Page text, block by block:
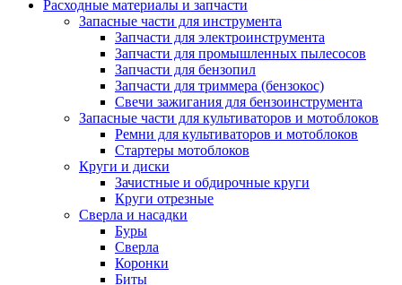
Расходные материалы и запчасти
Запасные части для инструмента
Запчасти для электроинструмента
Запчасти для промышленных пылесосов
Запчасти для бензопил
Запчасти для триммера (бензокос)
Свечи зажигания для бензоинструмента
Запасные части для культиваторов и мотоблоков
Ремни для культиваторов и мотоблоков
Стартеры мотоблоков
Круги и диски
Зачистные и обдирочные круги
Круги отрезные
Сверла и насадки
Буры
Сверла
Коронки
Биты